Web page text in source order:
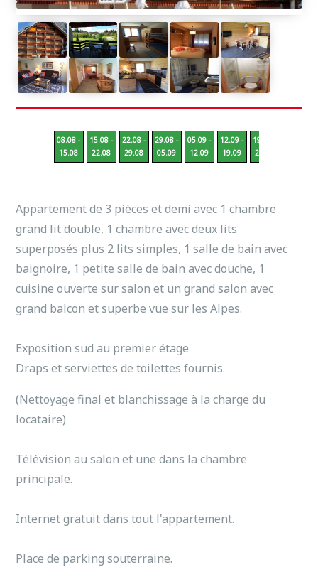
08.08 -
15.08
15.08 -
22.08
22.08 -
29.08
29.08 -
05.09
05.09 -
12.09
12.09 -
19.09
19.09 -
26.09
Appartement de 3 pièces et demi avec 1 chambre
grand lit double, 1 chambre avec deux lits
superposés plus 2 lits simples, 1 salle de bain avec
baignoire, 1 petite salle de bain avec douche, 1
cuisine ouverte sur salon et un grand salon avec
grand balcon et superbe vue sur les Alpes.
Exposition sud au premier étage
Draps et serviettes de toilettes fournis.
(Nettoyage final et blanchissage à la charge du
locataire)
Télévision au salon et une dans la chambre
principale.
Internet gratuit dans tout l'appartement.
Place de parking souterraine.